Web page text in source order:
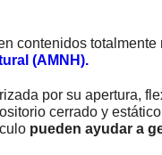
contenidos
(AMNH).
por su apertura,
cerrado y
pueden ayudar a